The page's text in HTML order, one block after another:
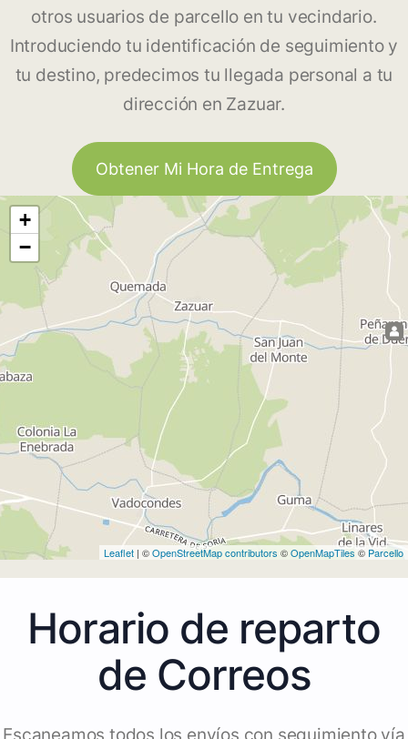
otros usuarios de parcello en tu vecindario.
Introduciendo tu identificación de seguimiento y
tu destino, predecimos tu llegada personal a tu
dirección en Zazuar.
Obtener Mi Hora de Entrega
+
−
Leaflet | ©OpenStreetMap contributors ©OpenMapTiles © Parcello
Horario de reparto
de Correos